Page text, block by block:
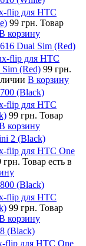
flip для HTC
99 грн. Товар
корзину
Dual Sim (Red)
flip для HTC
(Red) 99 грн.
В корзину
(Black)
flip для HTC
99 грн. Товар
корзину
2 (Black)
flip для HTC One
грн. Товар есть в
(Black)
flip для HTC
99 грн. Товар
корзину
(Black)
flip для HTC One